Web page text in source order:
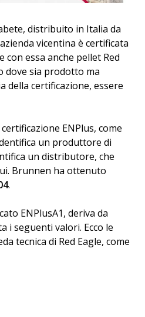
distribuito in Italia da
vicentina è certificata
con essa anche pellet Red
dove sia prodotto ma
della certificazione, essere
ENPlus, come
un produttore di
un distributore, che
Brunnen ha ottenuto
.
ENPlusA1, deriva da
i seguenti valori. Ecco le
tecnica di Red Eagle, come